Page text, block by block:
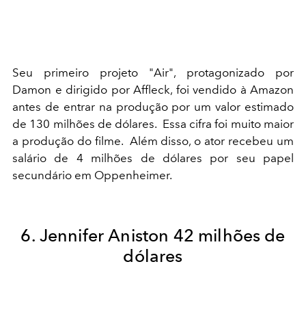
Seu primeiro projeto "Air", protagonizado por
Damon e dirigido por Affleck, foi vendido à Amazon
antes de entrar na produção por um valor estimado
de 130 milhões de dólares. Essa cifra foi muito maior
a produção do filme. Além disso, o ator recebeu um
salário de 4 milhões de dólares por seu papel
secundário em Oppenheimer.
6. Jennifer Aniston 42 milhões de
dólares